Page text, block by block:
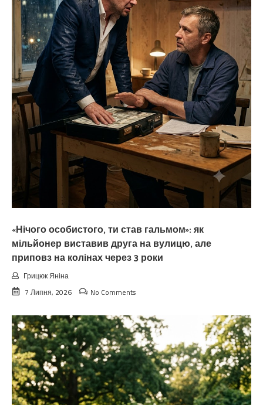
«Нічого особистого, ти став гальмом»: як
мільйонер виставив друга на вулицю, але
приповз на колінах через 3 роки
Грицюк Яніна
7 Липня, 2026
No Comments